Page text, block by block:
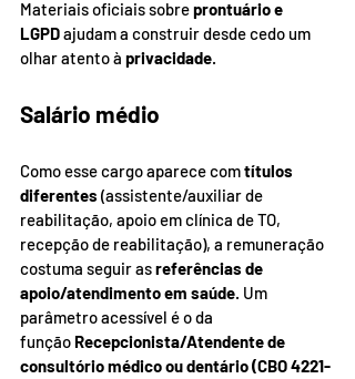
Materiais oficiais sobre prontuário e
LGPD ajudam a construir desde cedo um
olhar atento à privacidade.
Salário médio
Como esse cargo aparece com títulos
diferentes (assistente/auxiliar de
reabilitação, apoio em clínica de TO,
recepção de reabilitação), a remuneração
costuma seguir as referências de
apoio/atendimento em saúde. Um
parâmetro acessível é o da
função Recepcionista/Atendente de
consultório médico ou dentário (CBO 4221-